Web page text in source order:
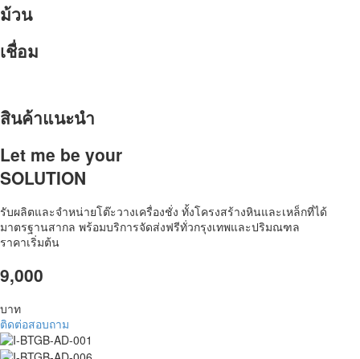
ม้วน
เชื่อม
สินค้าแนะนำ
Let me be your
SOLUTION
รับผลิตและจำหน่ายโต๊ะวางเครื่องชั่ง ทั้งโครงสร้างหินและเหล็กที่ได้
มาตรฐานสากล พร้อมบริการจัดส่งฟรีทั่วกรุงเทพและปริมณฑล
ราคาเริ่มต้น
9,000
บาท
ติดต่อสอบถาม